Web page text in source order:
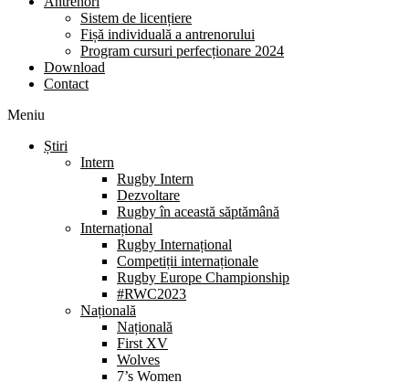
Sistem de licențiere
Fișă individuală a antrenorului
Program cursuri perfecționare 2024
Download
Contact
Meniu
Știri
Intern
Rugby Intern
Dezvoltare
Rugby în această săptămână
Internațional
Rugby Internațional
Competiții internaționale
Rugby Europe Championship
#RWC2023
Națională
Națională
First XV
Wolves
7’s Women